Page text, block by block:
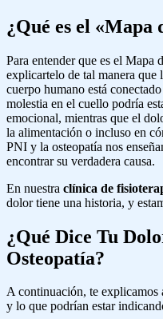
¿Qué es el «Mapa
Para entender que es el Mapa
explicartelo de tal manera que
cuerpo humano está
molestia en el cuello podría
emocional, mientras que el
la alimentación o incluso en
PNI y la osteopatía nos
encontrar su verdadera causa.
En nuestra clínica de
dolor tiene una historia, y
¿Qué Dice Tu
Osteopatía?
A continuación, te explicamos
y lo que podrían estar